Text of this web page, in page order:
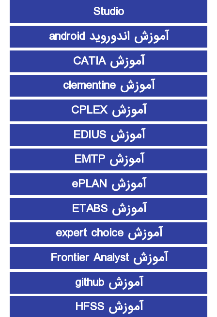
Studio
آموزش اندوروید android
آموزش CATIA
آموزش clementine
آموزش CPLEX
آموزش EDIUS
آموزش EMTP
آموزش ePLAN
آموزش ETABS
آموزش expert choice
آموزش Frontier Analyst
آموزش github
آموزش HFSS